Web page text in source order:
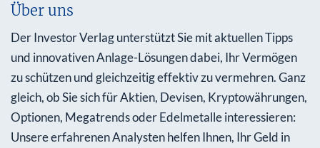
Über uns
Der Investor Verlag unterstützt Sie mit aktuellen Tipps
und innovativen Anlage-Lösungen dabei, Ihr Vermögen
zu schützen und gleichzeitig effektiv zu vermehren. Ganz
gleich, ob Sie sich für Aktien, Devisen, Kryptowährungen,
Optionen, Megatrends oder Edelmetalle interessieren:
Unsere erfahrenen Analysten helfen Ihnen, Ihr Geld in